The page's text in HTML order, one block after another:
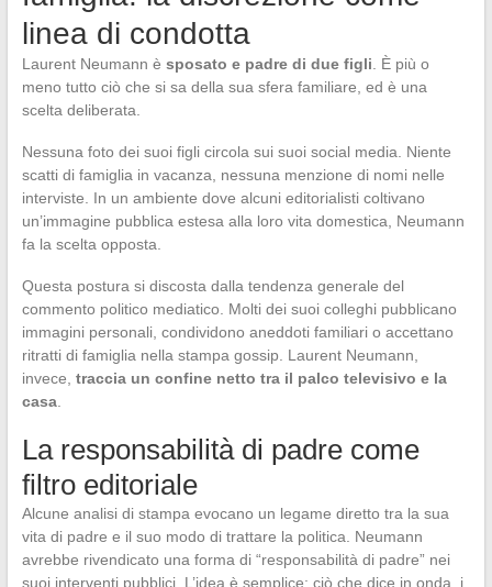
linea di condotta
Laurent Neumann è sposato e padre di due figli . È più o
meno tutto ciò che si sa della sua sfera familiare, ed è una
scelta deliberata.
Nessuna foto dei suoi figli circola sui suoi social media. Niente
scatti di famiglia in vacanza, nessuna menzione di nomi nelle
interviste. In un ambiente dove alcuni editorialisti coltivano
un’immagine pubblica estesa alla loro vita domestica, Neumann
fa la scelta opposta.
Questa postura si discosta dalla tendenza generale del
commento politico mediatico. Molti dei suoi colleghi pubblicano
immagini personali, condividono aneddoti familiari o accettano
ritratti di famiglia nella stampa gossip. Laurent Neumann,
invece, traccia un confine netto tra il palco televisivo e la
casa.
La responsabilità di padre come
filtro editoriale
Alcune analisi di stampa evocano un legame diretto tra la sua
vita di padre e il suo modo di trattare la politica. Neumann
avrebbe rivendicato una forma di “responsabilità di padre” nei
suoi interventi pubblici. L’idea è semplice: ciò che dice in onda, i